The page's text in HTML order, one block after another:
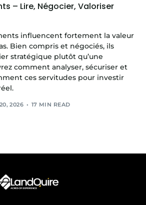
– Lire, Négocier, Valoriser
influencent fortement la valeur
Bien compris et négociés, ils
stratégique plutôt qu’une
comment analyser, sécuriser et
ces servitudes pour investir
2026 17 MIN READ